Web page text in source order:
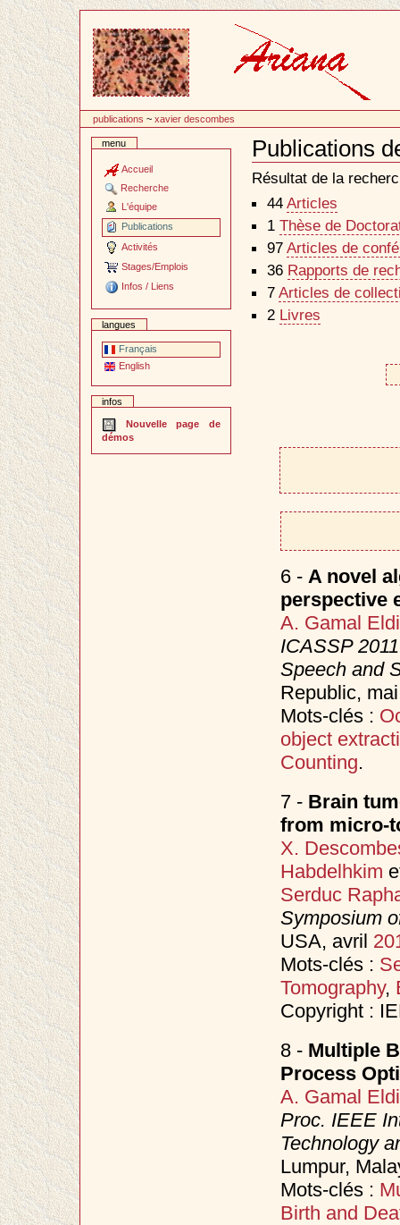
contenu
publications ~xavier descombes
menu
Accueil
Recherche
L'équipe
Publications
Activités
Stages/Emplois
Infos / Liens
langues
Français
English
infos
Nouvelle page de
démos
Publications
Document
Actions
Résultat de la
44 Articles
1 Thèse de
97 Articles de
36 Rapports de
7 Articles de
2 Livres
6 - A novel
perspective
A. Gamal
ICASSP
Speech and
Republic,
Mots-clés :
object
Counting.
7 - Brain
from micro-
X.
Habdelhkim
Serduc
Symposium
USA, avril
Mots-clés :
Tomography,
Copyright :
8 - Multiple
Process
A. Gamal
Proc. IEEE
Technology
Lumpur,
Mots-clés :
Birth and